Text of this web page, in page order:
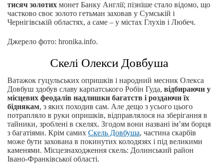
тисяч золотих монет Банку Англії; пізніше стало відомо, що
частково своє золото гетьман заховав у Сумській і
Чернігівській областях, а саме – у містах Глухів і Любеч.
Джерело фото: hronika.info.
Скелі Олекси Довбуша
Ватажок гуцульських опришків і народний месник Олекса
Довбуш здобув славу карпатського Робін Гуда, відбираючи у
місцевих феодалів надлишки багатств і роздаючи їх
біднякам, з яких походив сам. Але дещо з усього цього
потрапляло в руки опришків, відправлялося на зберігання в
тайники, зроблені в скелях. Згодом вони названі ім’ям борця
з багатіями. Крім самих Скель Довбуша, частина скарбів
може бути захована в покинутих колодязях і під великими
каменями. Місцезнаходження скель: Долинський район
Івано-Франківської області.